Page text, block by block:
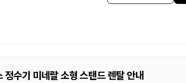
수기 미네랄 소형 스탠드 렌탈 안내